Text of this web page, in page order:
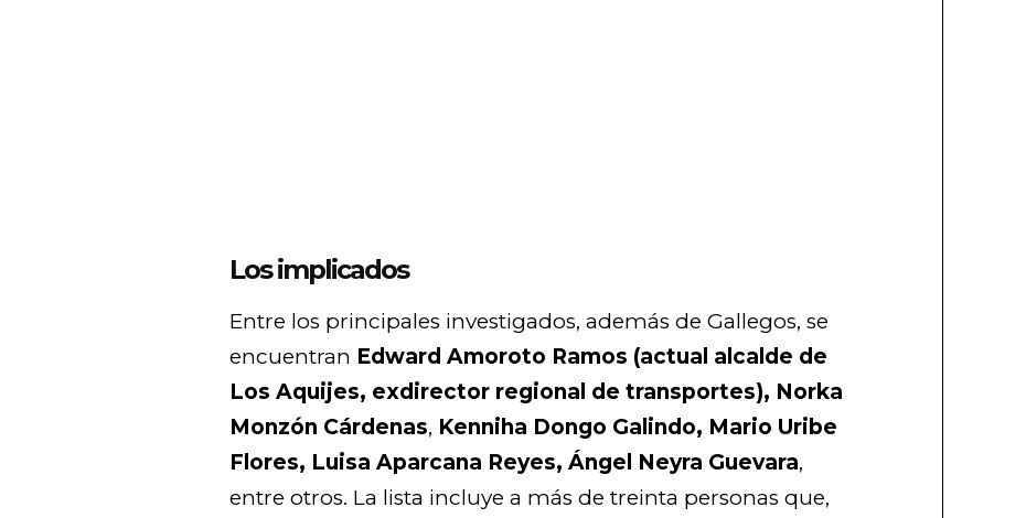
Los implicados
Entre los principales investigados, además de Gallegos, se
encuentran Edward Amoroto Ramos (actual alcalde de
Los Aquijes, exdirector regional de transportes), Norka
Monzón Cárdenas, Kenniha Dongo Galindo, Mario Uribe
Flores, Luisa Aparcana Reyes, Ángel Neyra Guevara,
entre otros. La lista incluye a más de treinta personas que,